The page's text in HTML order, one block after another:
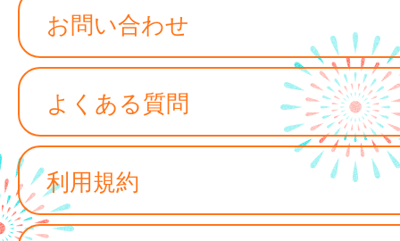
お問い合わせ
よくある質問
利用規約